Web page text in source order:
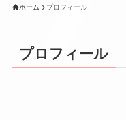
ホーム プロフィール
プロフィール